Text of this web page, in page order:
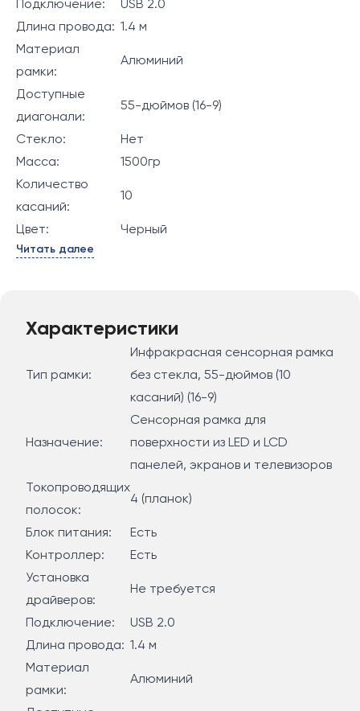
Подключение:
USB 2.0
Длина провода: 1.4 м
Материал
рамки:
Алюминий
Доступные
диагонали:
55-дюймов (16-9)
Стекло:
Нет
Масса:
1500гр
Количество
касаний:
10
Цвет: Черный
Читать далее
Характеристики
Тип рамки:
Инфракрасная сенсорная рамка
без стекла, 55-дюймов (10
касаний) (16-9)
Назначение:
Сенсорная рамка для
поверхности из LED и LCD
панелей, экранов и телевизоров
Токопроводящих
полосок:
4 (планок)
Блок питания:
Есть
Контроллер:
Есть
Установка
драйверов:
Не требуется
Подключение:
USB 2.0
Длина провода: 1.4 м
Материал
рамки:
Алюминий